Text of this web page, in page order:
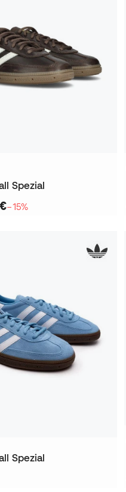
Spezial
−15%
Spezial